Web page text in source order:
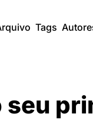
Tags
seu